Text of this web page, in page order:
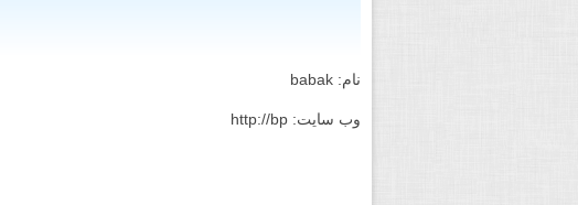
نام: babak
وب سایت: http://bp